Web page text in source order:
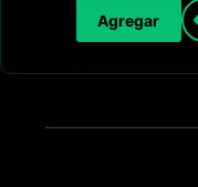
Agregar